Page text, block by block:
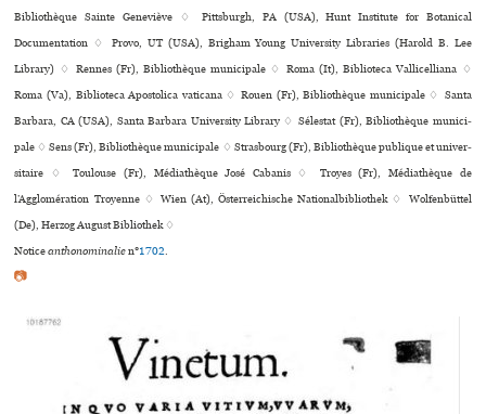
Bibliothèque Sainte Geneviève ♢ Pittsburgh, PA (USA), Hunt Institute for Botanical
Documentation ♢ Provo, UT (USA), Brigham Young University Libraries (Harold B. Lee
Library) ♢ Rennes (Fr), Bibliothèque muni­ci­pale ♢ Roma (It), Biblioteca Vallicelliana ♢
Roma (Va), Biblioteca Apostolica vaticana ♢ Rouen (Fr), Bibliothèque muni­ci­pale ♢ Santa
Barbara, CA (USA), Santa Barbara University Library ♢ Sélestat (Fr), Bibliothèque muni­ci­
pale ♢ Sens (Fr), Bibliothèque muni­ci­pale ♢ Strasbourg (Fr), Bibliothèque publi­que et uni­ver­
si­taire ♢ Toulouse (Fr), Médiathèque José Cabanis ♢ Troyes (Fr), Médiathèque de
l’Agglomération Troyenne ♢ Wien (At), Österreichische Nationalbibliothek ♢ Wolfenbüttel
(De), Herzog August Bibliothek ♢
Noticeanthonominalien°1702.
📷